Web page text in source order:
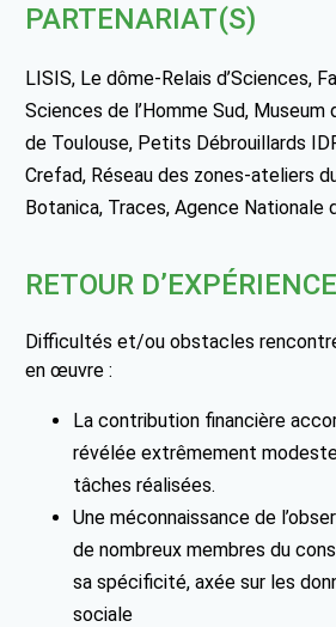
PARTENARIAT(S)
LISIS, Le dôme-Relais d’Sciences,
Sciences de l’Homme Sud, Museum
de Toulouse, Petits Débrouillards
Crefad, Réseau des zones-ateliers
Botanica, Traces, Agence Nationale
RETOUR D’EXPÉRIENCE
Difficultés et/ou obstacles
en œuvre :
La contribution financière
révélée extrêmement
tâches réalisées.
Une méconnaissance de
de nombreux membres du
sa spécificité, axée sur les
sociale